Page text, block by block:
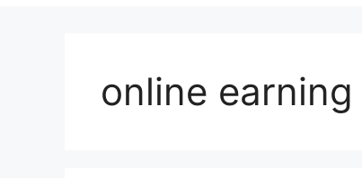
online earning